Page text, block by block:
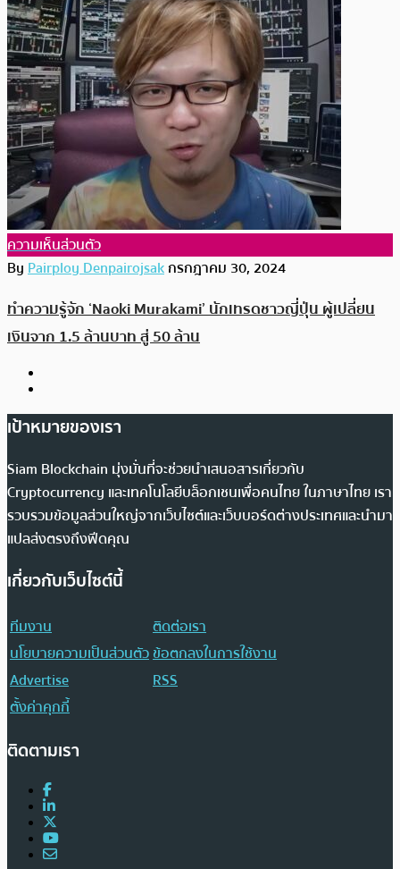
ความเห็นส่วนตัว
ByPairploy Denpairojsakกรกฎาคม 30, 2024
ทำความรู้จัก ‘Naoki Murakami’ นักเทรดชาวญี่ปุ่น ผู้เปลี่ยน
เงินจาก 1.5 ล้านบาท สู่ 50 ล้าน
เป้าหมายของเรา
Siam Blockchain มุ่งมั่นที่จะช่วยนำเสนอสารเกี่ยวกับ
Cryptocurrency และเทคโนโลยีบล็อกเชนเพื่อคนไทย ในภาษาไทย เรา
รวบรวมข้อมูลส่วนใหญ่จากเว็บไซต์และเว็บบอร์ดต่างประเทศและนำมา
แปลส่งตรงถึงฟีดคุณ
เกี่ยวกับเว็บไซต์นี้
ทีมงาน
ติดต่อเรา
นโยบายความเป็นส่วนตัวข้อตกลงในการใช้งาน
Advertise
RSS
ตั้งค่าคุกกี้
ติดตามเรา